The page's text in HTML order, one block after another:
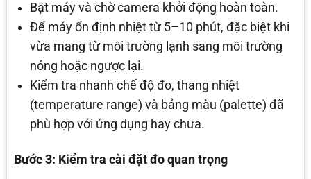
Bật máy và chờ camera khởi động hoàn toàn.
Để máy ổn định nhiệt từ 5–10 phút, đặc biệt khi
vừa mang từ môi trường lạnh sang môi trường
nóng hoặc ngược lại.
Kiểm tra nhanh chế độ đo, thang nhiệt
(temperature range) và bảng màu (palette) đã
phù hợp với ứng dụng hay chưa.
Bước 3: Kiểm tra cài đặt đo quan trọng